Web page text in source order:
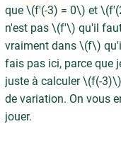
que \(f'(-3) = 0\) et
n'est pas \(f'\) qu'il
vraiment dans \(f\)
fais pas ici, parce que
juste à calculer \(f(-
de variation. On vous
jouer.